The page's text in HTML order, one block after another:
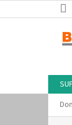
na